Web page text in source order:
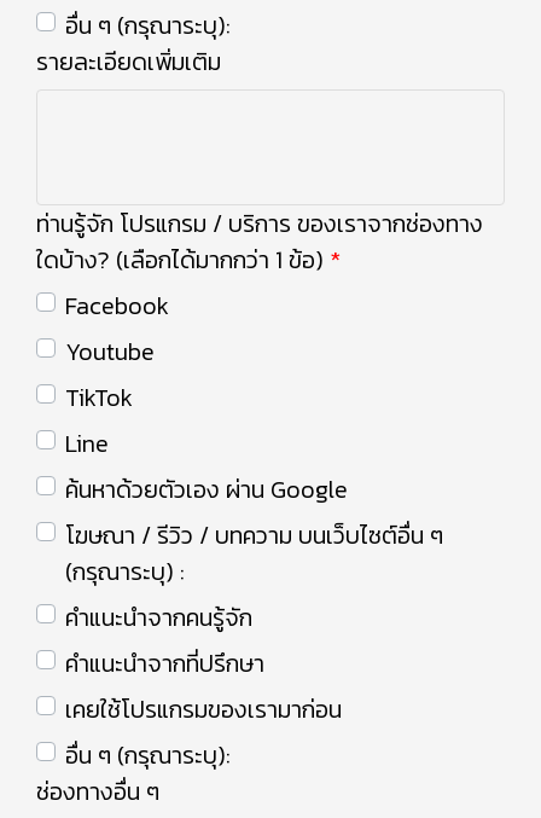
อื่น ๆ (กรุณาระบุ):
รายละเอียดเพิ่มเติม
ท่านรู้จัก โปรแกรม / บริการ ของเราจากช่องทาง
ใดบ้าง? (เลือกได้มากกว่า 1 ข้อ)
Facebook
Youtube
TikTok
Line
ค้นหาด้วยตัวเอง ผ่าน Google
โฆษณา / รีวิว / บทความ บนเว็บไซต์อื่น ๆ
(กรุณาระบุ) :
คำแนะนำจากคนรู้จัก
คำแนะนำจากที่ปรึกษา
เคยใช้โปรแกรมของเรามาก่อน
อื่น ๆ (กรุณาระบุ):
ช่องทางอื่น ๆ